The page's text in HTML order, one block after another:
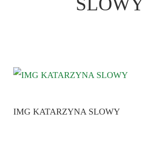
IMG KATARZYNA SLOWY